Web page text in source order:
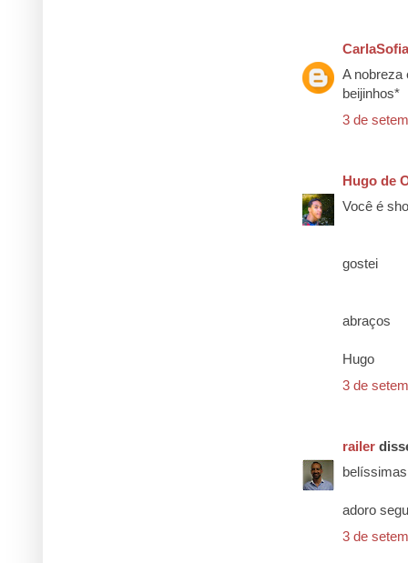
CarlaSofia
A nobreza
beijinhos*
3 de
Hugo de
Você é
gostei
abraços
Hugo
3 de
railer
adoro
3 de